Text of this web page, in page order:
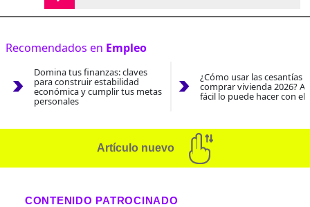
Recomendados en Empleo
Domina tus finanzas: claves
para construir estabilidad
económica y cumplir tus metas
personales
¿Cómo usar las cesantías
comprar vivienda 2026?
fácil lo puede hacer con el
Artículo nuevo
CONTENIDO PATROCINADO